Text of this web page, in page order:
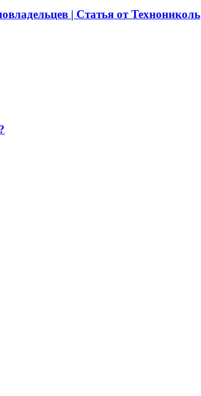
| Статья от Технониколь